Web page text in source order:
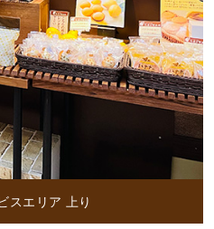
スエリア 上り